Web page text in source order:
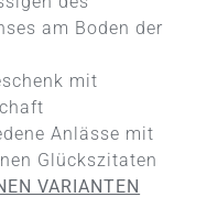
am Boden der
mit
Anlässe mit
Glückszitaten
VARIANTEN